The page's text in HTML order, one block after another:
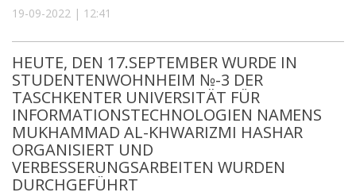
19-09-2022 | 12:41
HEUTE, DEN 17.SEPTEMBER WURDE IN
STUDENTENWOHNHEIM №-3 DER
TASCHKENTER UNIVERSITÄT FÜR
INFORMATIONSTECHNOLOGIEN NAMENS
MUKHAMMAD AL-KHWARIZMI HASHAR
ORGANISIERT UND
VERBESSERUNGSARBEITEN WURDEN
DURCHGEFÜHRT